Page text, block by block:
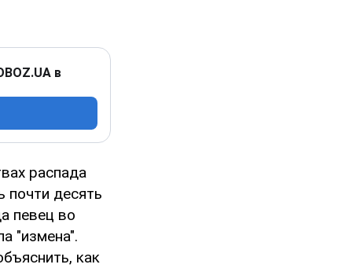
в
распада
почти десять
певец во
"измена".
как